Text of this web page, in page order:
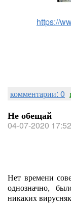
https://
комментарии: 0
Не обещай
04-07-2020 17:52
Нет времени
однозначно,
никаких